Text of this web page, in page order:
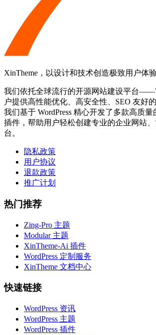
XinTheme，以设计和技术创造极致用户体验
我们依托全球流行的开源网站建设平台
户提供高性能优化、高安全性、SEO 友好
我们基于 WordPress 精心开发了多款高质量
插件，帮助用户轻松创建专业的企业网站
台。
隐私政策
用户协议
退款政策
推广计划
热门推荐
Zing-Pro 主题
Modular 主题
XinTheme-Ai 插件
WordPress 定制服务
XinTheme 文档中心
快速链接
WordPress 资讯
WordPress 主题
WordPress 插件